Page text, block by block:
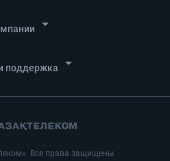
arrow_drop_down
поддержка arrow_drop_down
Все права защищены